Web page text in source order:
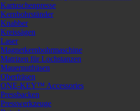
Kartuschenpresse
Kernbohrständer
Knabber
Kreissägen
Laser
Magnetkernbohrmaschine
Matrizen für Lochstanzen
Mauernutfräsen
Oberfräsen
ONE-KEY™ Accessories
Pressbacken
Presswerkzeuge